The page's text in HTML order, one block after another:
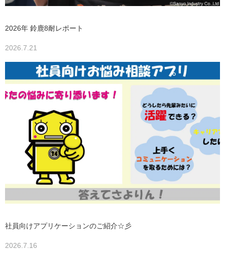
2026年 鈴鹿8耐レポート
2026.7.21
社員向けアプリケーションのご紹介☆彡
2026.7.16